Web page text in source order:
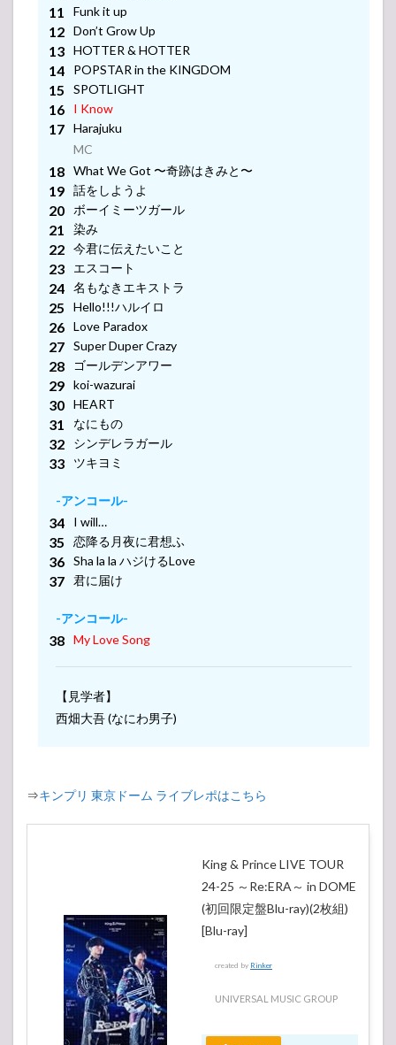
-アンコール-
-アンコール-
-アンコール-
-アンコール-
MC
-アンコール-
MC
-アンコール-
MC
-アンコール-
Funk it up
Don’t Grow Up
HOTTER & HOTTER
POPSTAR in the KINGDOM
SPOTLIGHT
I Know
Harajuku
MC
What We Got 〜奇跡はきみと〜
話をしようよ
ボーイミーツガール
染み
今君に伝えたいこと
エスコート
名もなきエキストラ
Hello!!!ハルイロ
Love Paradox
Super Duper Crazy
ゴールデンアワー
koi-wazurai
HEART
なにもの
シンデレラガール
ツキヨミ
-アンコール-
I will…
恋降る月夜に君想ふ
Sha la la ハジけるLove
君に届け
-アンコール-
My Love Song
【見学者】
西畑大吾 (なにわ男子)
⇒キンプリ 東京ドーム ライブレポはこちら
King & Prince LIVE TOUR
24-25 ～Re:ERA～ in DOME
(初回限定盤Blu-ray)(2枚組)
[Blu-ray]
created by Rinker
UNIVERSAL MUSIC GROUP